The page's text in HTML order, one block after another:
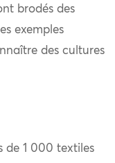
brodés des
exemples
des cultures
de 1 000 textiles